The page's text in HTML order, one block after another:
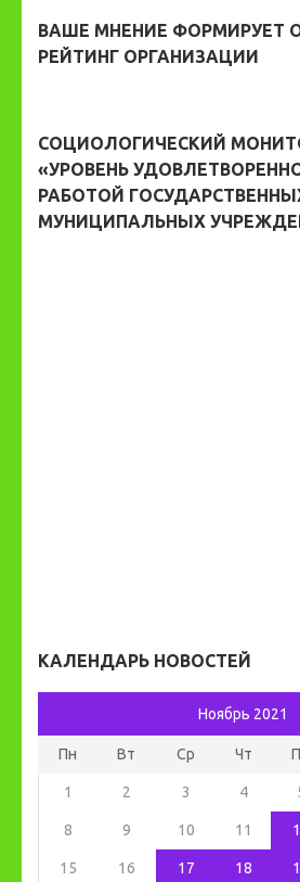
ВАШЕ МНЕНИЕ ФОРМИРУЕТ
РЕЙТИНГ ОРГАНИЗАЦИИ
СОЦИОЛОГИЧЕСКИЙ
«УРОВЕНЬ
РАБОТОЙ
МУНИЦИПАЛЬНЫХ
КАЛЕНДАРЬ НОВОСТЕЙ
Ноябрь 2021
Пн Вт Ср Чт
1 2 3 4
8 9 10 11
15 16 17 18